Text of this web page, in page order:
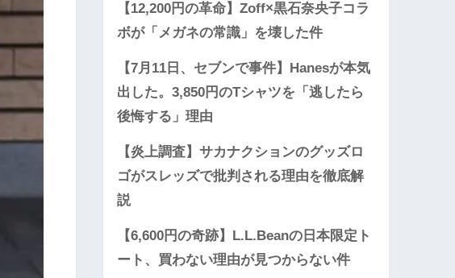
【12,200円の革命】Zoff×黒石奈央子コラ
ボが「メガネの常識」を壊した件
【7月11日、セブンで事件】Hanesが本気
出した。3,850円のTシャツを「逃したら
後悔する」理由
【炎上調査】サカナクションのグッズロ
ゴがスレッズで批判される理由を徹底解
説
【6,600円の奇跡】L.L.Beanの日本限定ト
ート、買わない理由が見つからない件